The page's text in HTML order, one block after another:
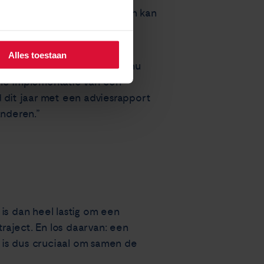
Alles toestaan
in ‘stadium 1’ ontdekt. Dan kan
maar daar blijft het tot nu
implementatie van een
dit jaar met een adviesrapport
dan heel lastig om een
En los daarvan: een
dus cruciaal om samen de